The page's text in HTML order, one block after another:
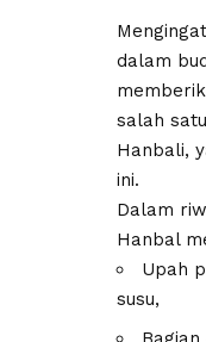
dalam
salah
Hanbali,
ini.
Dalam
Hanbal
Upah
susu,